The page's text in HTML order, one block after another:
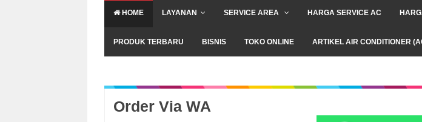
HOME LAYANAN SERVICE AREA HARGA SERVICE AC
PRODUK TERBARU BISNIS TOKO ONLINE ARTIKEL AIR CONDITIONER
Order Via WA